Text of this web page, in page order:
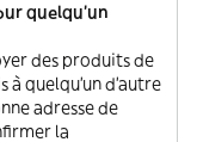
quelqu'un
des produits de
à quelqu'un d'autre
adresse de
la